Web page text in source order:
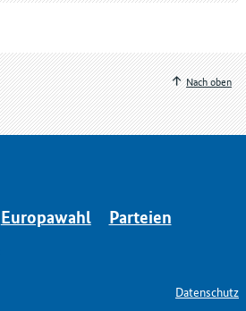
Nach oben
Europawahl
Parteien
Datenschutz